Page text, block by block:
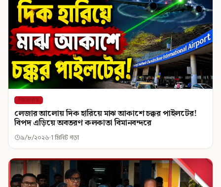
শিরোনাম
লেজার আলোয় দিক হারিয়ে মাঝ আকাশে চক্কর পাইলটের!
বিপদ এড়িয়ে অবতরণ কলকাতা বিমানবন্দরে
৯/৮/২০২৬ 1 মিনিট পড়া